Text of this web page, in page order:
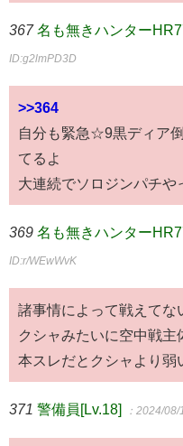
367 名も無きハンター
ID:g2lmPD3D
>>364
自分も緊急☆9黒ディア
てるよ
大連続でソロジンパチや
369 名も無きハンター
ID:r/WEwWvK
諸事情によって戦えてな
クシャみたいに空中戦主
本スレだとクシャより弱
371 警備員[Lv.18] ：2024/